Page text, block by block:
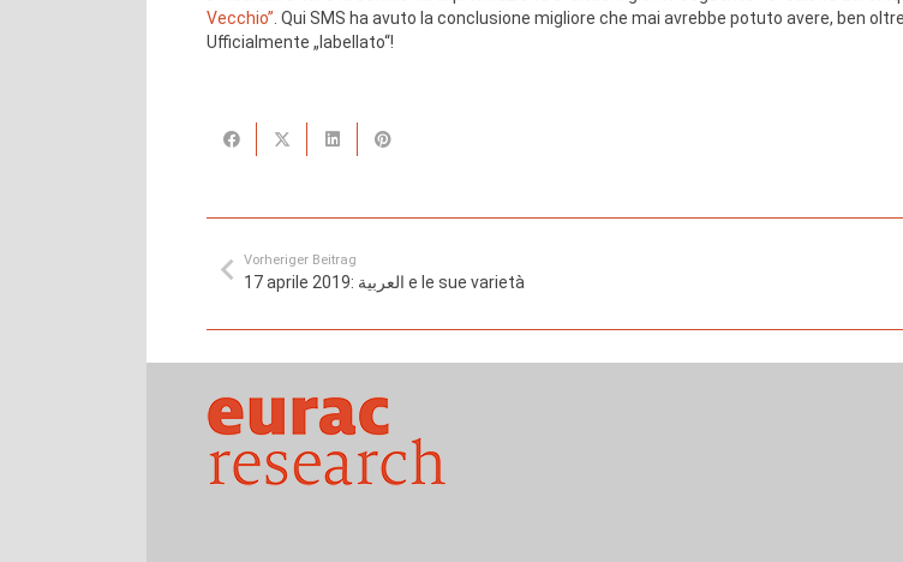
Vecchio” . Qui SMS ha avuto la conclusione migliore che mai avrebbe potuto avere, ben
Ufficialmente „labellato“!
Vorheriger Beitrag
17 aprile 2019: العربية e le sue varietà